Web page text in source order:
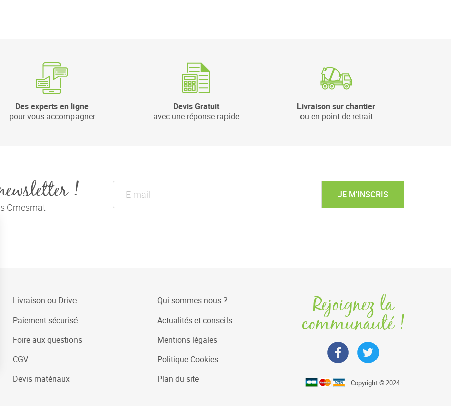
Des experts en ligne
pour vous accompagner
Devis Gratuit
avec une réponse rapide
Livraison sur chantier
ou en point de retrait
!
Cmesmat
JE M’INSCRIS
Livraison ou Drive
Paiement sécurisé
Foire aux questions
CGV
Devis matériaux
Qui sommes-nous ?
Actualités et conseils
Mentions légales
Politique Cookies
Plan du site
Rejoignez la
communauté !
Copyright © 2024.